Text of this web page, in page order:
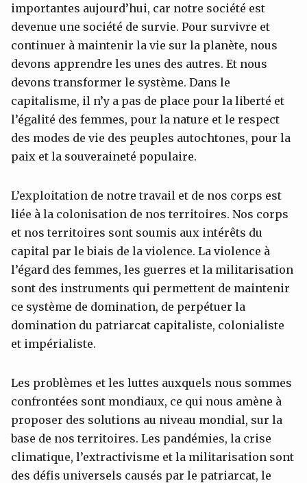
importantes aujourd’hui, car notre société est
devenue une société de survie. Pour survivre et
continuer à maintenir la vie sur la planète, nous
devons apprendre les unes des autres. Et nous
devons transformer le système. Dans le
capitalisme, il n’y a pas de place pour la liberté et
l’égalité des femmes, pour la nature et le respect
des modes de vie des peuples autochtones, pour la
paix et la souveraineté populaire.
L’exploitation de notre travail et de nos corps est
liée à la colonisation de nos territoires. Nos corps
et nos territoires sont soumis aux intérêts du
capital par le biais de la violence. La violence à
l’égard des femmes, les guerres et la militarisation
sont des instruments qui permettent de maintenir
ce système de domination, de perpétuer la
domination du patriarcat capitaliste, colonialiste
et impérialiste.
Les problèmes et les luttes auxquels nous sommes
confrontées sont mondiaux, ce qui nous amène à
proposer des solutions au niveau mondial, sur la
base de nos territoires. Les pandémies, la crise
climatique, l’extractivisme et la militarisation sont
des défis universels causés par le patriarcat, le